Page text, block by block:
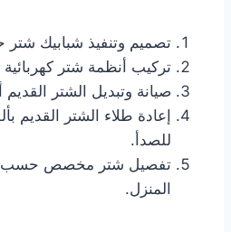
تصميم وتنفيذ شبابيك شتر
تركيب أنظمة شتر كهربائية
صيانة وتبديل الشتر
إعادة طلاء الشتر القديم
للصدأ.
تفصيل شتر مخصص حسب
المنزل.